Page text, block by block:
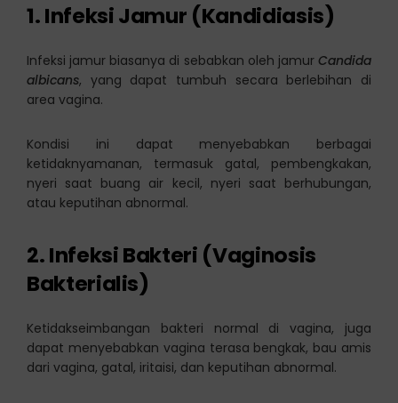
1. Infeksi Jamur (Kandidiasis)
Infeksi jamur biasanya di sebabkan oleh jamurCandida
albicans, yang dapat tumbuh secara berlebihan di
area vagina.
Kondisi ini dapat menyebabkan berbagai
ketidaknyamanan, termasuk gatal, pembengkakan,
nyeri saat buang air kecil, nyeri saat berhubungan,
atau keputihan abnormal.
2. Infeksi Bakteri (Vaginosis
Bakterialis)
Ketidakseimbangan bakteri normal di vagina, juga
dapat menyebabkan vagina terasa bengkak, bau amis
dari vagina, gatal, iritaisi, dan keputihan abnormal.